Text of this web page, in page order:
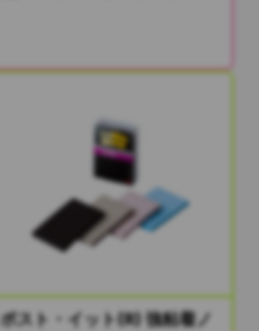
ポスト・イット(R) 強粘着ノ